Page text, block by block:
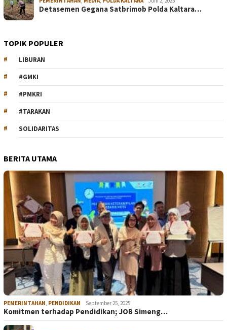
Detasemen Gegana Satbrimob Polda Kaltara…
TOPIK POPULER
LIBURAN
#GMKI
#PMKRI
#TARAKAN
SOLIDARITAS
BERITA UTAMA
PEMERINTAHAN, PENDIDIKAN September 25, 2025
Komitmen terhadap Pendidikan; JOB Simeng…